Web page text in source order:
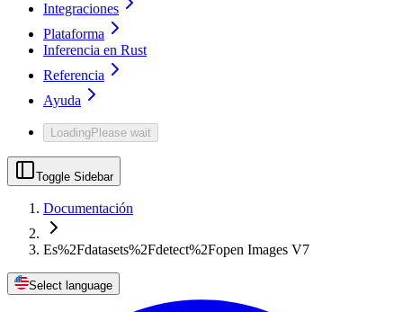
Integraciones
Plataforma
Inferencia en Rust
Referencia
Ayuda
LoadingPlease wait
Toggle Sidebar
Documentación
Es%2Fdatasets%2Fdetect%2Fopen Images V7
Select language